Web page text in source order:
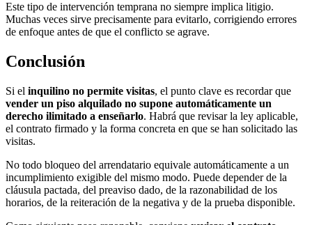
Este tipo de intervención temprana no siempre implica litigio.
Muchas veces sirve precisamente para evitarlo, corrigiendo errores
de enfoque antes de que el conflicto se agrave.
Conclusión
Si el inquilino no permite visitas, el punto clave es recordar que
vender un piso alquilado no supone automáticamente un
derecho ilimitado a enseñarlo. Habrá que revisar la ley aplicable,
el contrato firmado y la forma concreta en que se han solicitado las
visitas.
No todo bloqueo del arrendatario equivale automáticamente a un
incumplimiento exigible del mismo modo. Puede depender de la
cláusula pactada, del preaviso dado, de la razonabilidad de los
horarios, de la reiteración de la negativa y de la prueba disponible.